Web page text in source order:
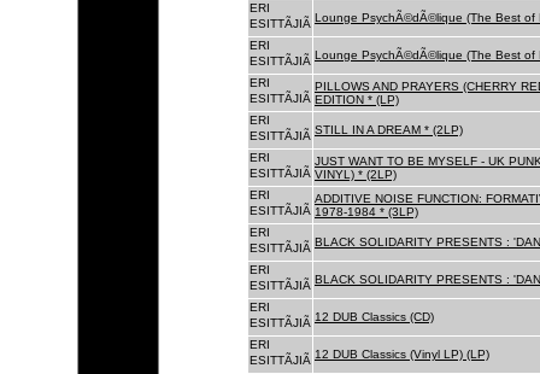
ERI
ESITTÃJIÃ Lounge PsychÃ©dÃ©lique (The Best
ERI
ESITTÃJIÃ Lounge PsychÃ©dÃ©lique (The Best
ERI
ESITTÃJIÃ
PILLOWS AND PRAYERS (CHERRY
EDITION * (LP)
ERI
ESITTÃJIÃ STILL IN A DREAM * (2LP)
ERI
ESITTÃJIÃ
JUST WANT TO BE MYSELF - UK
VINYL) * (2LP)
ERI
ESITTÃJIÃ
ADDITIVE NOISE FUNCTION:
1978-1984 * (3LP)
ERI
ESITTÃJIÃ BLACK SOLIDARITY PRESENTS :
ERI
ESITTÃJIÃ BLACK SOLIDARITY PRESENTS :
ERI
ESITTÃJIÃ 12 DUB Classics (CD)
ERI
ESITTÃJIÃ 12 DUB Classics (Vinyl LP) (LP)